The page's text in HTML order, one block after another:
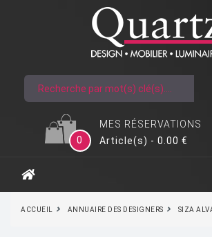
MES RÉSERVATIONS
0
Article(s) - 0.00 €
ACCUEIL ANNUAIRE DES DESIGNERS SIZA